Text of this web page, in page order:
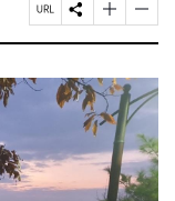
페
이
U
사
S
N
공
유
하
기
글
자
기
크
게
변
경
하
기
글
자
기
작
게
변
경
하
기